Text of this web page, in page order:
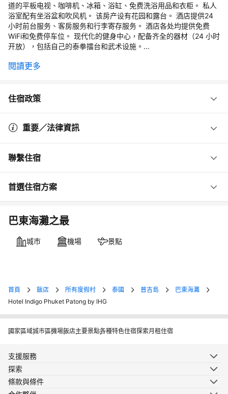
道的平板电视、咖啡机、冰箱、浴缸、免费洗浴用品和衣柜。 私人
浴室配有坐浴盆和吹风机。 该房产设有花园和露台。 酒店提供24
小时前台服务、客房服务和行李寄存服务。 酒店各处均提供免费
WiFi和免费停车位。 现代化的健身中心，配备齐全的器材（24 小时
开放），包括自己的泰拳擂台和武术设施。...
閱讀更多
住宿政策
重要／法律資訊
聯繫住宿
首選住宿方案
巴東海灘之最
城市 機場 景點
首頁 飯店 所有度假村 泰國 普吉島
巴東海灘
Hotel Indigo Phuket Patong by IHG
國家區域城市區機場飯店主要景點各種特色住宿探索月租住宿
支援服務
探索
條款與條件